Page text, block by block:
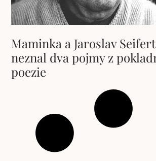
Maminka a Jaroslav
neznal dva pojmy z
poezie